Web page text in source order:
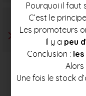
Pourquoi il faut
C’est le
Les promoteurs
Il y a peu
Conclusion :
Alors
Une fois le stock